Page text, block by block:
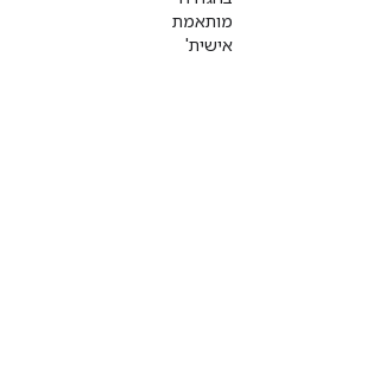
מותאמת
אישית'